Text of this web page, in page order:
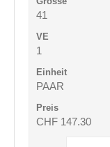
41
1
PAAR
CHF 147.30